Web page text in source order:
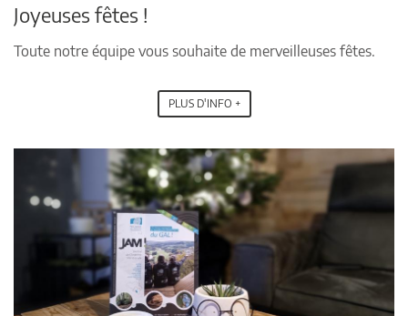
Joyeuses fêtes !
Toute notre équipe vous souhaite de merveilleuses fêtes.
PLUS D'INFO +